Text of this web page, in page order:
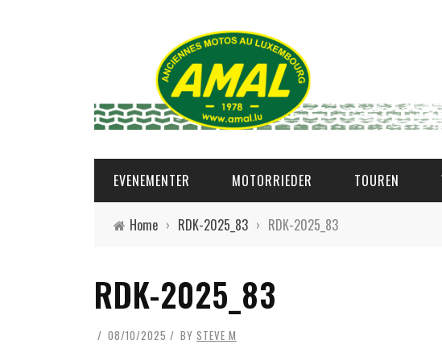
EVENEMENTER MOTORRIEDER TOUREN
Home › RDK-2025_83 › RDK-2025_83
RDK-2025_83
08/10/2025 BY STEVE M